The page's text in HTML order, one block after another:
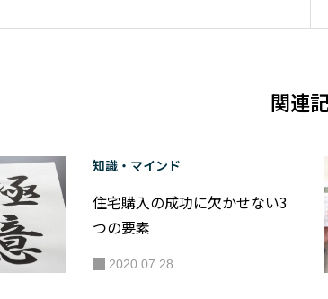
関連
知識・マインド
住宅購入の成功に欠かせない3
つの要素
2020.07.28